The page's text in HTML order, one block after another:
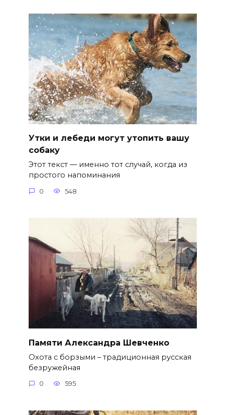
Утки и лебеди могут утопить вашу
собаку
Этот текст — именно тот случай, когда из
простого напоминания
0 548
Памяти Александра Шевченко
Охота с борзыми – традиционная русская
безружейная
0 595